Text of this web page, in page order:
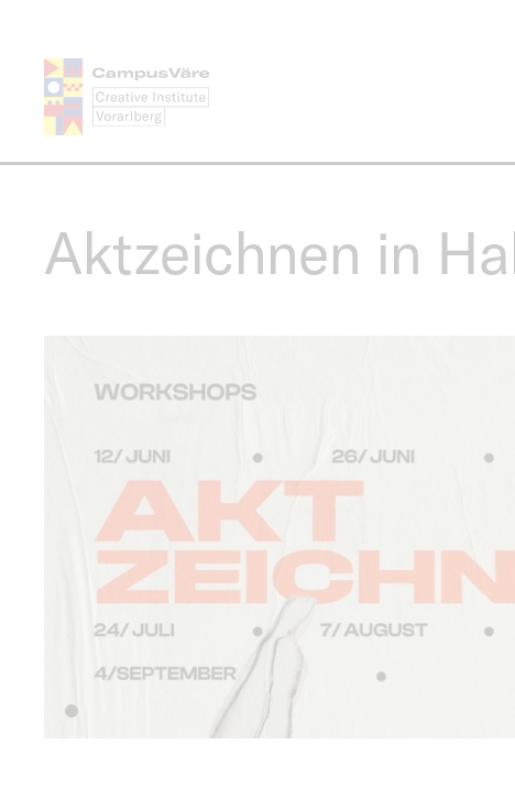
Aktzeichnen in